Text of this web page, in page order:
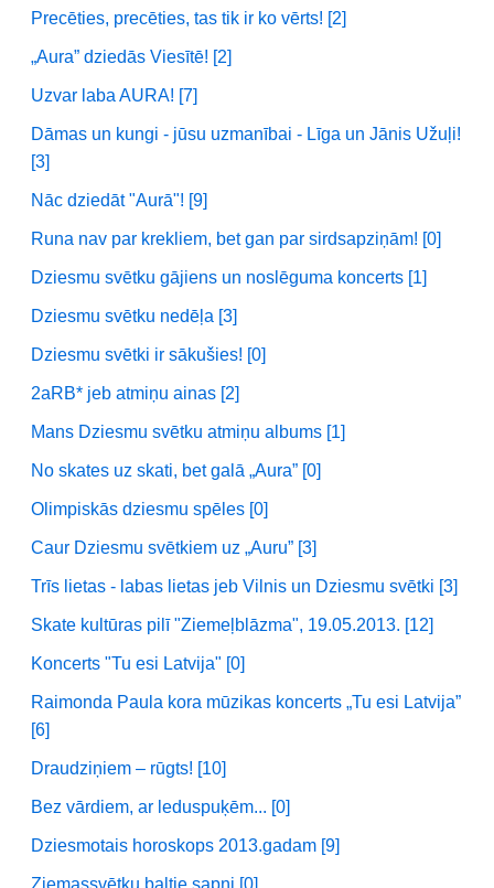
Precēties, precēties, tas tik ir ko vērts! [2]
„Aura” dziedās Viesītē! [2]
Uzvar laba AURA! [7]
Dāmas un kungi - jūsu uzmanībai - Līga un Jānis Užuļi!
[3]
Nāc dziedāt "Aurā"! [9]
Runa nav par krekliem, bet gan par sirdsapziņām! [0]
Dziesmu svētku gājiens un noslēguma koncerts [1]
Dziesmu svētku nedēļa [3]
Dziesmu svētki ir sākušies! [0]
2aRB* jeb atmiņu ainas [2]
Mans Dziesmu svētku atmiņu albums [1]
No skates uz skati, bet galā „Aura” [0]
Olimpiskās dziesmu spēles [0]
Caur Dziesmu svētkiem uz „Auru” [3]
Trīs lietas - labas lietas jeb Vilnis un Dziesmu svētki [3]
Skate kultūras pilī "Ziemeļblāzma", 19.05.2013. [12]
Koncerts "Tu esi Latvija" [0]
Raimonda Paula kora mūzikas koncerts „Tu esi Latvija”
[6]
Draudziņiem – rūgts! [10]
Bez vārdiem, ar leduspuķēm... [0]
Dziesmotais horoskops 2013.gadam [9]
Ziemassvētku baltie sapņi [0]